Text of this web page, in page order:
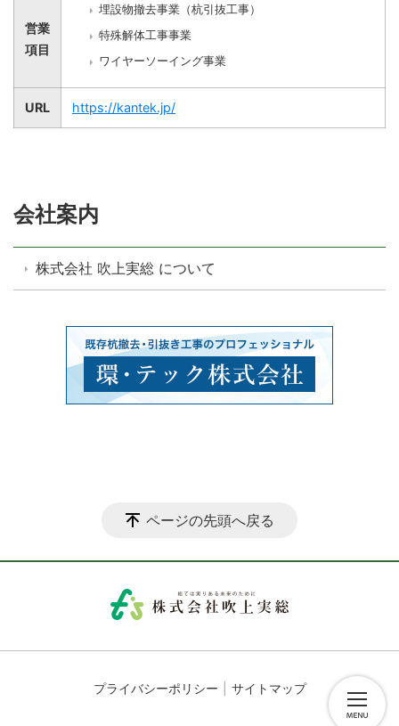
営業
項目
埋設物撤去事業（杭引抜工事）
特殊解体工事事業
ワイヤーソーイング事業
URL https://kantek.jp/
会社案内
株式会社 吹上実総 について
ページの先頭へ戻る
プライバシーポリシー サイトマップ